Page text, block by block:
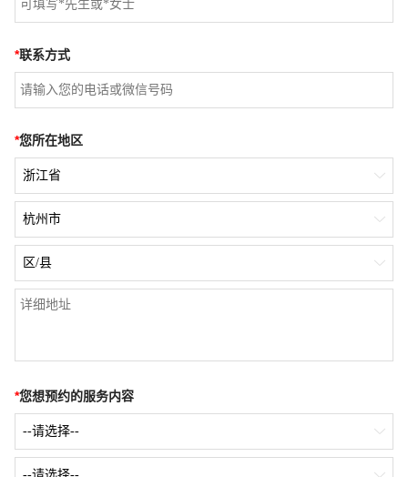
*联系方式
*您所在地区
浙江省 
杭州市 
区/县 
*您想预约的服务内容
--请选择-- 